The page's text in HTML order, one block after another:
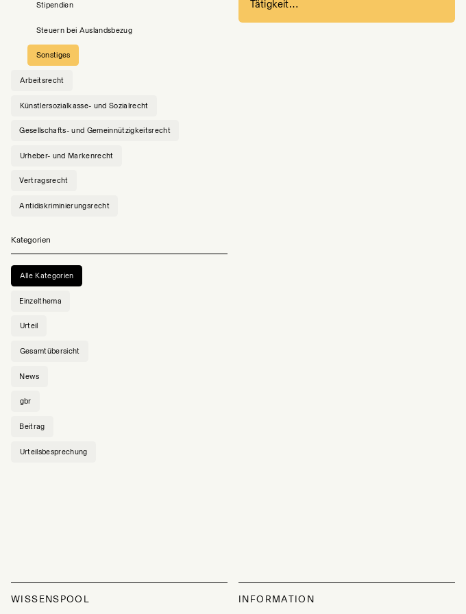
Tätigkeit…
Stipendien
Steuern bei Auslandsbezug
Sonstiges
Arbeitsrecht
Künstlersozialkasse- und Sozialrecht
Gesellschafts- und Gemeinnützigkeitsrecht
Urheber- und Markenrecht
Vertragsrecht
Antidiskriminierungsrecht
Kategorien
Alle Kategorien
Einzelthema
Urteil
Gesamtübersicht
News
gbr
Beitrag
Urteilsbesprechung
WISSENSPOOL INFORMATION